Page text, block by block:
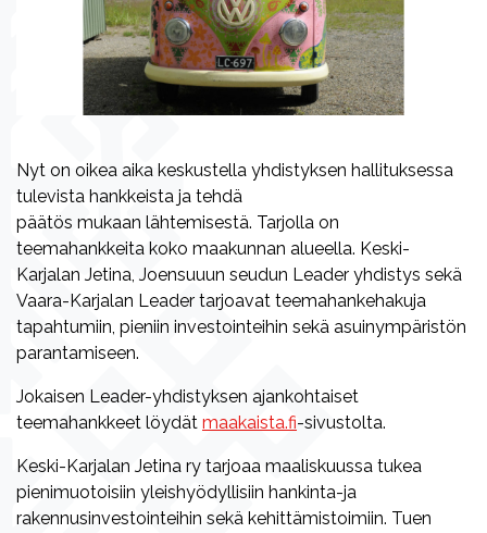
Nyt on oikea aika keskustella yhdistyksen hallituksessa
tulevista hankkeista ja tehdä
päätös mukaan lähtemisestä. Tarjolla on
teemahankkeita koko maakunnan alueella. Keski-
Karjalan Jetina, Joensuuun seudun Leader yhdistys sekä
Vaara-Karjalan Leader tarjoavat teemahankehakuja
tapahtumiin, pieniin investointeihin sekä asuinympäristön
parantamiseen.
Jokaisen Leader-yhdistyksen ajankohtaiset
teemahankkeet löydät maakaista.fi-sivustolta.
Keski-Karjalan Jetina ry tarjoaa maaliskuussa tukea
pienimuotoisiin yleishyödyllisiin hankinta-ja
rakennusinvestointeihin sekä kehittämistoimiin. Tuen